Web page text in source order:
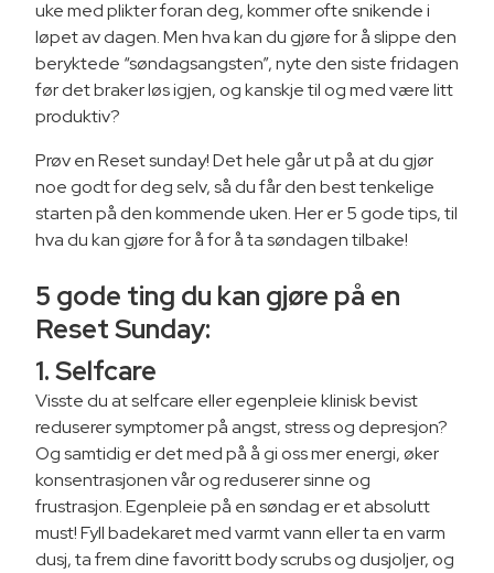
uke med plikter foran deg, kommer ofte snikende i
løpet av dagen. Men hva kan du gjøre for å slippe den
beryktede “søndagsangsten”, nyte den siste fridagen
før det braker løs igjen, og kanskje til og med være litt
produktiv?
Prøv en Reset sunday! Det hele går ut på at du gjør
noe godt for deg selv, så du får den best tenkelige
starten på den kommende uken. Her er 5 gode tips, til
hva du kan gjøre for å for å ta søndagen tilbake!
5 gode ting du kan gjøre på en
Reset Sunday:
1. Selfcare
Visste du at selfcare eller egenpleie klinisk bevist
reduserer symptomer på angst, stress og depresjon?
Og samtidig er det med på å gi oss mer energi, øker
konsentrasjonen vår og reduserer sinne og
frustrasjon. Egenpleie på en søndag er et absolutt
must! Fyll badekaret med varmt vann eller ta en varm
dusj, ta frem dine favoritt body scrubs og dusjoljer, og